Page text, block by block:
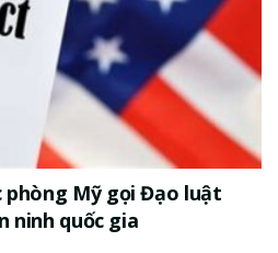
Mỹ gọi Đạo luật
ninh quốc gia